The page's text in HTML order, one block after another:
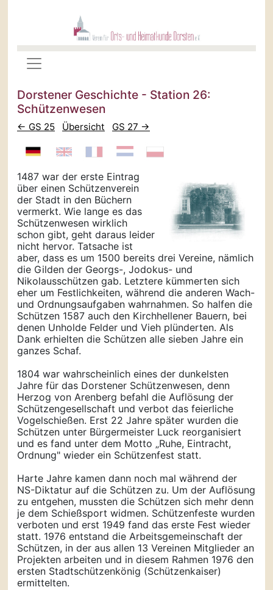
Dorstener Geschichte - Station 26:
Schützenwesen
← GS 25 Übersicht GS 27 →
1487 war der erste Eintrag
über einen Schützenverein
der Stadt in den Büchern
vermerkt. Wie lange es das
Schützenwesen wirklich
schon gibt, geht daraus leider
nicht hervor. Tatsache ist
aber, dass es um 1500 bereits drei Vereine, nämlich
die Gilden der Georgs-, Jodokus- und
Nikolausschützen gab. Letztere kümmerten sich
eher um Festlichkeiten, während die anderen Wach-
und Ordnungs­aufgaben wahr­nahmen. So halfen die
Schützen 1587 auch den Kirchhellener Bauern, bei
denen Unholde Felder und Vieh plünderten. Als
Dank erhielten die Schützen alle sieben Jahre ein
ganzes Schaf.
1804 war wahrscheinlich eines der dunkelsten
Jahre für das Dorstener Schützenwesen, denn
Herzog von Arenberg befahl die Auflösung der
Schützengesellschaft und verbot das feierliche
Vogelschießen. Erst 22 Jahre später wurden die
Schützen unter Bürgermeister Luck reorganisiert
und es fand unter dem Motto „Ruhe, Eintracht,
Ordnung" wieder ein Schützenfest statt.
Harte Jahre kamen dann noch mal während der
NS-Diktatur auf die Schützen zu. Um der Auflösung
zu entgehen, mussten die Schützen sich mehr denn
je dem Schießsport widmen. Schützenfeste wurden
verboten und erst 1949 fand das erste Fest wieder
statt. 1976 entstand die Arbeitsgemeinschaft der
Schützen, in der aus allen 13 Vereinen Mitglieder an
Projekten arbeiten und in diesem Rahmen 1976 den
ersten Stadtschützenkönig (Schützenkaiser)
ermittelten.